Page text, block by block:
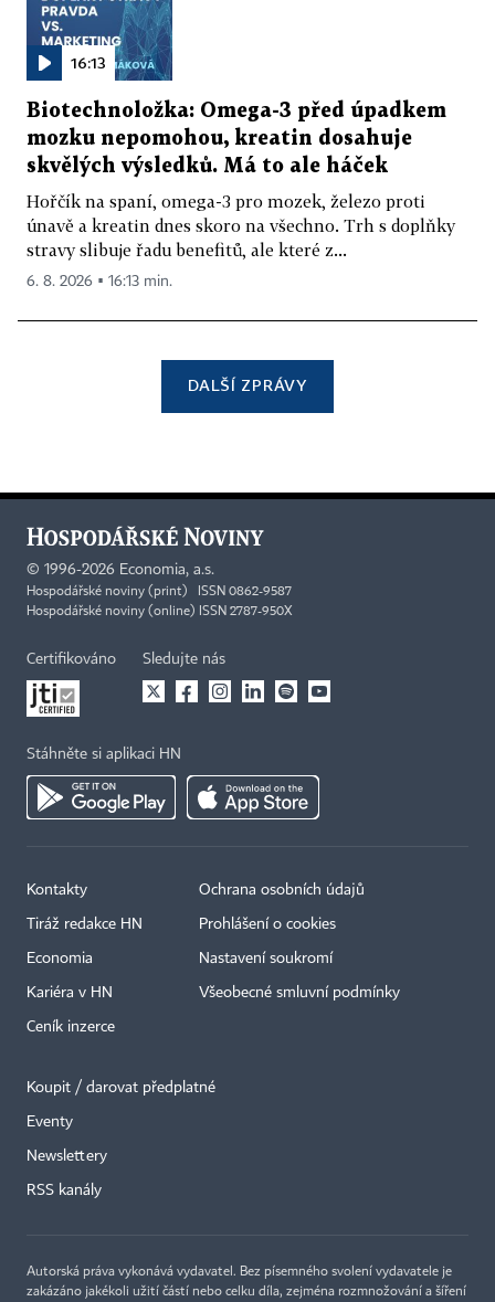
16:13
Biotechnoložka: Omega-3 před úpadkem
mozku nepomohou, kreatin dosahuje
skvělých výsledků. Má to ale háček
Hořčík na spaní, omega-3 pro mozek, železo proti
únavě a kreatin dnes skoro na všechno. Trh s doplňky
stravy slibuje řadu benefitů, ale které z...
6. 8. 2026 ▪ 16:13 min.
DALŠÍ ZPRÁVY
© 1996-2026 Economia, a.s.
Hospodářské noviny (print) ISSN 0862-9587
Hospodářské noviny (online) ISSN 2787-950X
Certifikováno Sledujte nás
Stáhněte si aplikaci HN
Kontakty
Tiráž redakce HN
Economia
Kariéra v HN
Ceník inzerce
Ochrana osobních údajů
Prohlášení o cookies
Nastavení soukromí
Všeobecné smluvní podmínky
Koupit / darovat předplatné
Eventy
Newslettery
RSS kanály
Autorská práva vykonává vydavatel. Bez písemného svolení vydavatele je
zakázáno jakékoli užití částí nebo celku díla, zejména rozmnožování a šíření